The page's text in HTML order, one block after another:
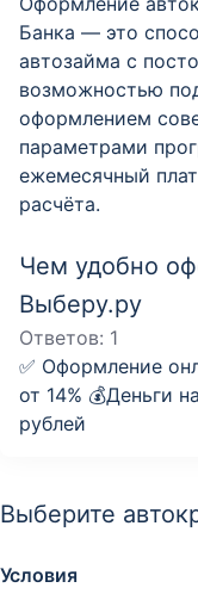
Банка — это
автозайма с
возможностью
оформлением
параметрами
ежемесячный
расчёта.
Чем удобно
Выберу.ру
Ответов: 1
✅ Оформление
от 14% 💰Деньги
рублей
Выберите
Условия